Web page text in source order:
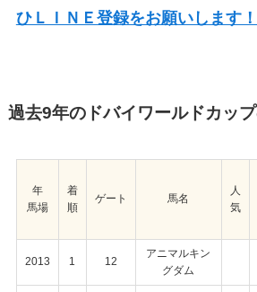
ひＬＩＮＥ登録をお願いします！
過去9年のドバイワールドカッ
年
馬場
着
順
ゲート 馬名
人
気
2013 1 12
アニマルキン
グダム